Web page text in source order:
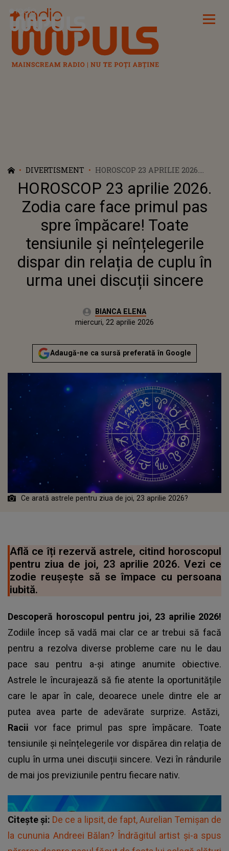
Radio Impuls
DIVERTISMENT
HOROSCOP 23 APRILIE 2026.
ZODIA CARE FACE PRIMUL PAS
SPRE ÎMPĂCARE! TOATE
TENSIUNILE ȘI NEÎNȚELEGERILE
DISPAR DIN RELAȚIA DE CUPLU
ÎN URMA UNEI DISCUȚII
SINCERE
HOROSCOP 23 aprilie 2026.
Zodia care face primul pas
spre împăcare! Toate
tensiunile și neînțelegerile
dispar din relația de cuplu în
urma unei discuții sincere
Autor:BIANCA ELENA
miercuri, 22 aprilie 2026Actualizat:
miercuri, 22 aprilie 2026
Adaugă-ne ca sursă preferată în Google
Ce arată astrele pentru ziua de joi, 23 aprilie 2026?
Află ce îți rezervă astrele, citind horoscopul
pentru ziua de joi, 23 aprilie 2026. Vezi ce
zodie reușește să se împace cu persoana
iubită.
Descoperă horoscopul pentru joi, 23 aprilie 2026!
Zodiile încep să vadă mai clar ce ar trebui să facă
pentru a rezolva diverse probleme care nu le dau
pace sau pentru a-și atinge anumite obiective.
Astrele le încurajează să fie atente la oportunitățile
care le apar în cale, deoarece unele dintre ele ar
putea avea parte de adevărate surprize. Astăzi,
Racii vor face primul pas spre împăcare. Toate
tensiunile și neînțelegerile vor dispărea din relația de
cuplu în urma unei discuții sincere. Vezi în rândurile
de mai jos previziunile pentru fiecare nativ.
Citește și: De ce a lipsit, de fapt, Aurelian Temișan de
la cununia Andreei Bălan? Îndrăgitul artist și-a spus